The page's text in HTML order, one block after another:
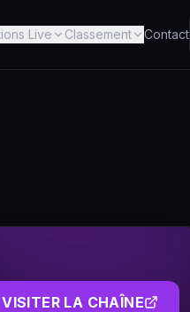
Live Classement Contact
VISITER LA CHAÎNE